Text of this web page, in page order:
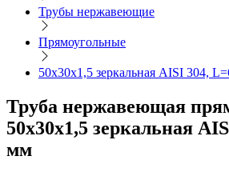
Трубы нержавеющие
Прямоугольные
50х30х1,5 зеркальная AISI 304,
Труба нержавеющая
50х30х1,5 зеркальная
мм